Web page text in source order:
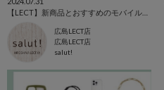
広島LECT店
広島LECT店
salut!